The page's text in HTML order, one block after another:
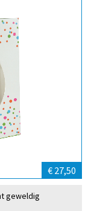
€ 27,50
geweldig